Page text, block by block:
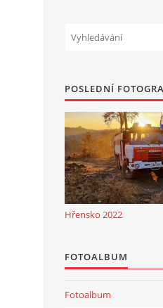
POSLEDNÍ
Hřensko 2022
FOTOALBUM
Fotoalbum